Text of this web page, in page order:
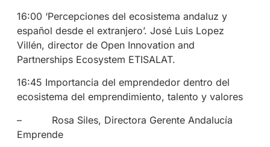
16:00 ‘Percepciones del ecosistema andaluz y
español desde el extranjero’. José Luis Lopez
Villén, director de Open Innovation and
Partnerships Ecosystem ETISALAT.
16:45 Importancia del emprendedor dentro del
ecosistema del emprendimiento, talento y valores
– Rosa Siles, Directora Gerente Andalucía
Emprende